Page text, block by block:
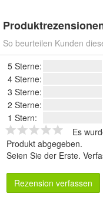
So beurteilen Kunden
5 Sterne:
4 Sterne:
3 Sterne:
2 Sterne:
1 Stern:
Es
Produkt abgegeben.
Seien Sie der Erste.
Rezension verfassen